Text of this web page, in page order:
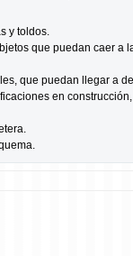
y toldos.
que puedan caer a
que puedan llegar a
en